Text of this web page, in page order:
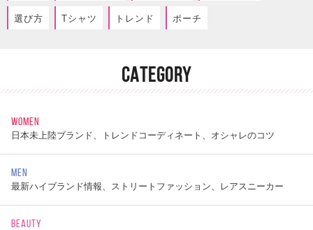
選び方 Tシャツ トレンド ポーチ
CATEGORY
WOMEN
日本未上陸ブランド、トレンドコーディネート、オシャレのコツ
MEN
最新ハイブランド情報、ストリートファッション、レアスニーカー
BEAUTY